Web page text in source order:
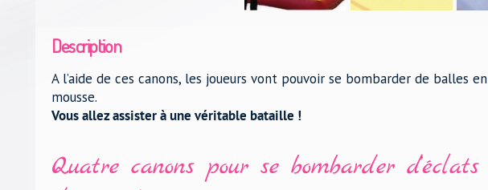
Description
A l’aide de ces canons, les joueurs vont pouvoir se bombarder de balles en
mousse.
Vous allez assister à une véritable bataille !
Quatre canons pour se bombarder d’éclats